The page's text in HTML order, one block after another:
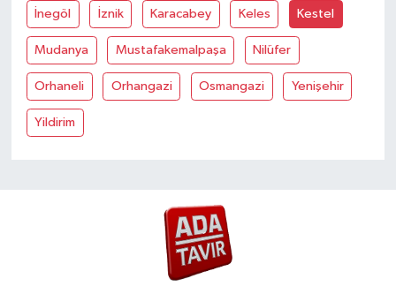
İnegöl İznik Karacabey Keles Kestel
Mudanya Mustafakemalpaşa Nilüfer
Orhaneli Orhangazi Osmangazi Yenişehir
Yildirim